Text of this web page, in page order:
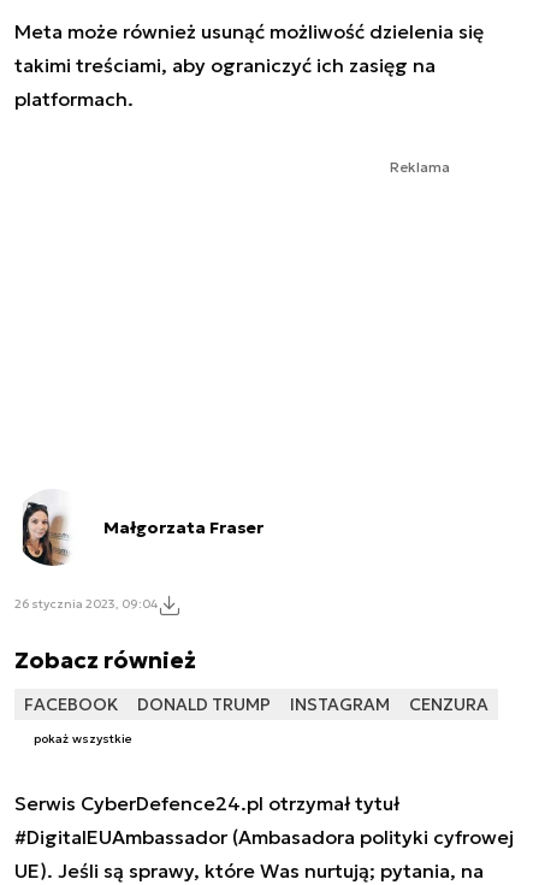
Meta może również usunąć możliwość dzielenia się
takimi treściami, aby ograniczyć ich zasięg na
platformach.
Reklama
Małgorzata Fraser
26 stycznia 2023, 09:04
Zobacz również
FACEBOOK DONALD TRUMP INSTAGRAM CENZURA
pokaż wszystkie
Serwis CyberDefence24.pl otrzymał tytuł
#DigitalEUAmbassador (Ambasadora polityki cyfrowej
UE). Jeśli są sprawy, które Was nurtują; pytania, na